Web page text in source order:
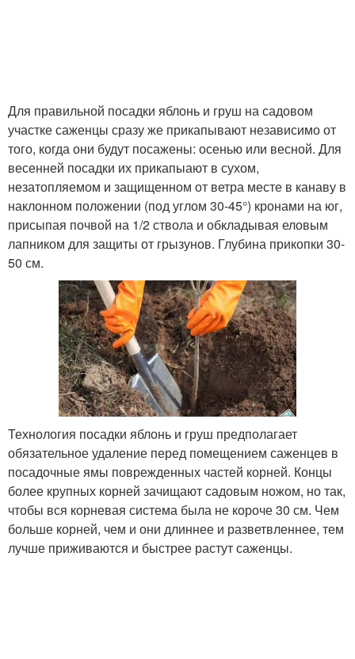
Для правильной посадки яблонь и груш на садовом
участке саженцы сразу же прикапывают независимо от
того, когда они будут посажены: осенью или весной. Для
весенней посадки их прикапыают в сухом,
незатопляемом и защищенном от ветра месте в канаву в
наклонном положении (под углом 30-45°) кронами на юг,
присыпая почвой на 1/2 ствола и обкладывая еловым
лапником для защиты от грызунов. Глубина прикопки 30-
50 см.
Технология посадки яблонь и груш предполагает
обязательное удаление перед помещением саженцев в
посадочные ямы поврежденных частей корней. Концы
более крупных корней зачищают садовым ножом, но так,
чтобы вся корневая система была не короче 30 см. Чем
больше корней, чем и они длиннее и разветвленнее, тем
лучше приживаются и быстрее растут саженцы.